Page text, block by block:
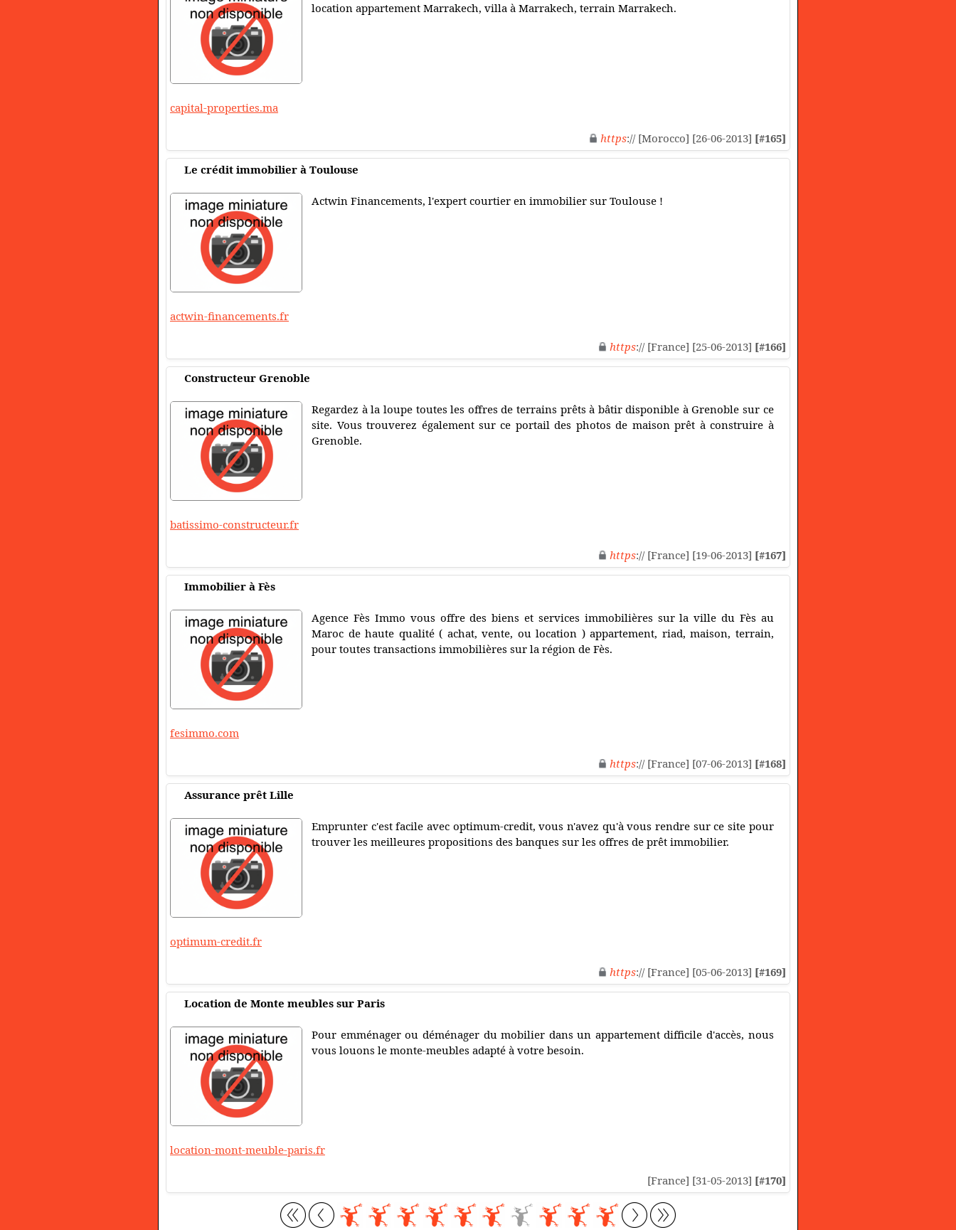
location appartement Marrakech, villa à Marrakech, terrain Marrakech.
capital-properties.ma
https:// [Morocco] [26-06-2013] [#165]
Le crédit immobilier à Toulouse
Actwin Financements, l'expert courtier en immobilier sur Toulouse !
actwin-financements.fr
https:// [France] [25-06-2013] [#166]
Constructeur Grenoble
Regardez à la loupe toutes les offres de terrains prêts à bâtir disponible à Grenoble sur ce
site. Vous trouverez également sur ce portail des photos de maison prêt à construire à
Grenoble.
batissimo-constructeur.fr
https:// [France] [19-06-2013] [#167]
Immobilier à Fès
Agence Fès Immo vous offre des biens et services immobilières sur la ville du Fès au
Maroc de haute qualité ( achat, vente, ou location ) appartement, riad, maison, terrain,
pour toutes transactions immobilières sur la région de Fès.
fesimmo.com
https:// [France] [07-06-2013] [#168]
Assurance prêt Lille
Emprunter c'est facile avec optimum-credit, vous n'avez qu'à vous rendre sur ce site pour
trouver les meilleures propositions des banques sur les offres de prêt immobilier.
optimum-credit.fr
https:// [France] [05-06-2013] [#169]
Location de Monte meubles sur Paris
Pour emménager ou déménager du mobilier dans un appartement difficile d'accès, nous
vous louons le monte-meubles adapté à votre besoin.
location-mont-meuble-paris.fr
[France] [31-05-2013] [#170]